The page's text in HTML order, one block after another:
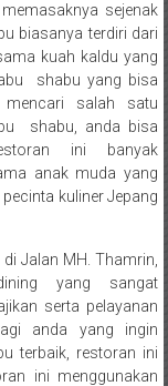
sejenak
biasanya terdiri dari
kuah kaldu yang
 shabu yang bisa
salah satu
 shabu, anda bisa
ini banyak
anak muda yang
kuliner Jepang
Jalan MH. Thamrin,
yang sangat
serta pelayanan
anda yang ingin
terbaik, restoran ini
ini menggunakan